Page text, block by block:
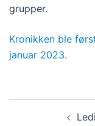
grupper.
Kronikken ble
januar 2023.